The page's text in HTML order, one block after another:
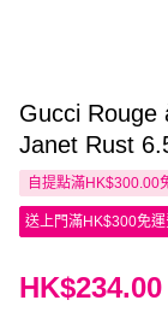
Gucci Rouge
Janet Rust
自提點滿HK$300.00
送上門滿HK$300免運
HK$234.00